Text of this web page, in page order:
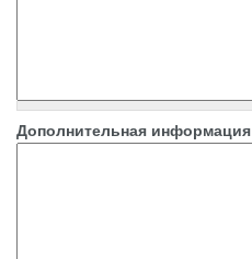
Дополнительная информация